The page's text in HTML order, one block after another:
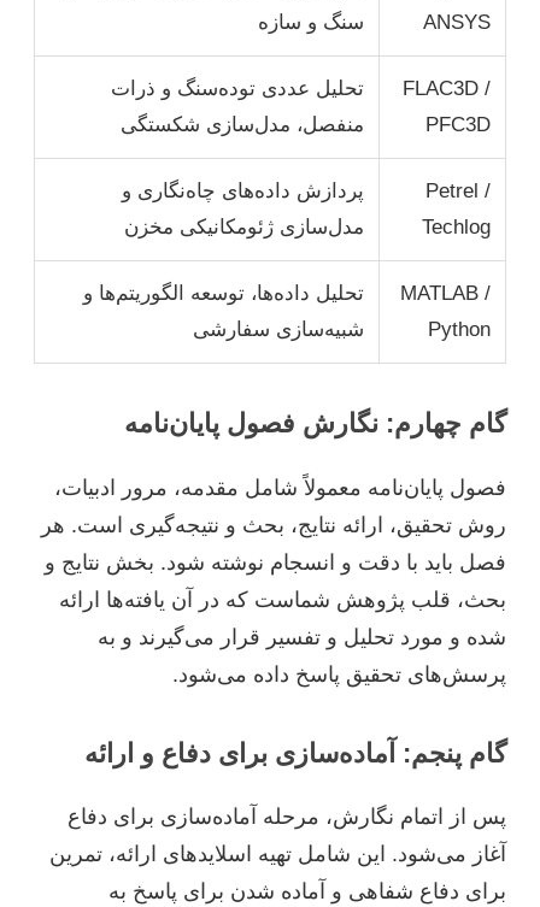
ANSYS
سنگ و سازه
FLAC3D /
PFC3D
تحلیل عددی توده‌سنگ و ذرات
منفصل، مدل‌سازی شکستگی
Petrel /
Techlog
پردازش داده‌های چاه‌نگاری و
مدل‌سازی ژئومکانیکی مخزن
MATLAB /
Python
تحلیل داده‌ها، توسعه الگوریتم‌ها و
شبیه‌سازی سفارشی
گام چهارم: نگارش فصول پایان‌نامه
فصول پایان‌نامه معمولاً شامل مقدمه، مرور ادبیات،
روش تحقیق، ارائه نتایج، بحث و نتیجه‌گیری است. هر
فصل باید با دقت و انسجام نوشته شود. بخش نتایج و
بحث، قلب پژوهش شماست که در آن یافته‌ها ارائه
شده و مورد تحلیل و تفسیر قرار می‌گیرند و به
پرسش‌های تحقیق پاسخ داده می‌شود.
گام پنجم: آماده‌سازی برای دفاع و ارائه
پس از اتمام نگارش، مرحله آماده‌سازی برای دفاع
آغاز می‌شود. این شامل تهیه اسلاید‌های ارائه، تمرین
برای دفاع شفاهی و آماده شدن برای پاسخ به